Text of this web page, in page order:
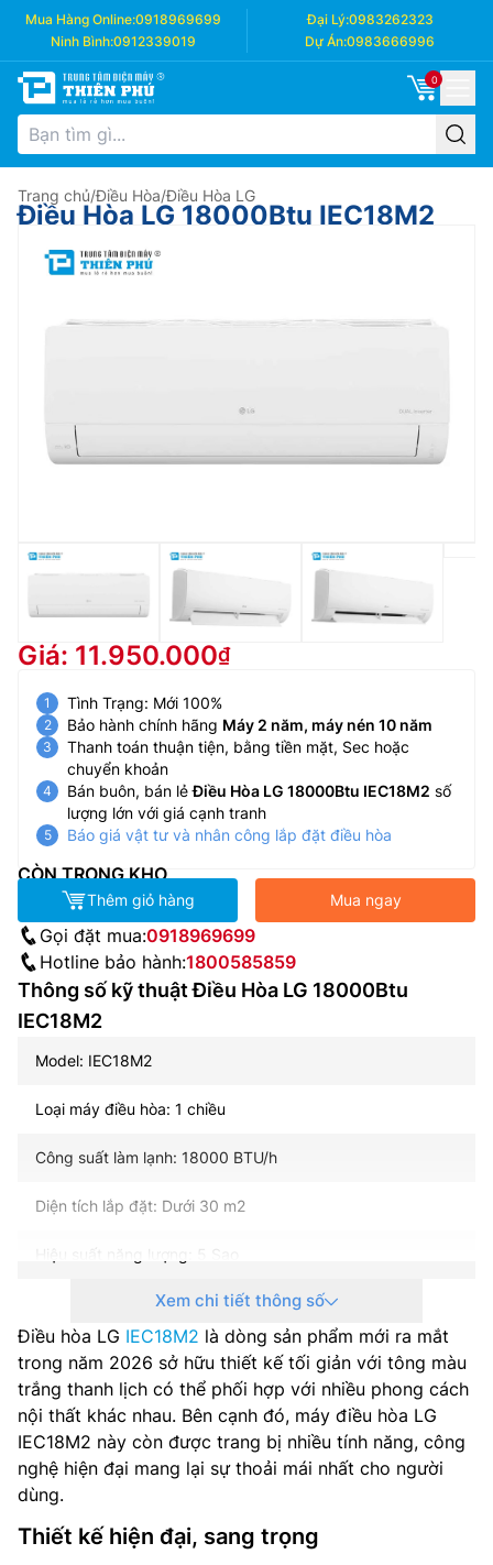
Mua Hàng Online:0918969699 Đại Lý:0983262323
Ninh Bình:0912339019 Dự Án:0983666996
0
Trang chủ/Điều Hòa/Điều Hòa LG
Điều Hòa LG 18000Btu IEC18M2
Giá: 11.950.000
Tình Trạng: Mới 100%
Bảo hành chính hãng Máy 2 năm, máy nén 10 năm
Thanh toán thuận tiện, bằng tiền mặt, Sec hoặc
chuyển khoản
Bán buôn, bán lẻĐiều Hòa LG 18000Btu IEC18M2 số
lượng lớn với giá cạnh tranh
Báo giá vật tư và nhân công lắp đặt điều hòa
CÒN TRONG KHO
Thêm giỏ hàng Mua ngay
Gọi đặt mua:0918969699
Hotline bảo hành:1800585859
Thông số kỹ thuật Điều Hòa LG 18000Btu
IEC18M2
Model: IEC18M2
Loại máy điều hòa: 1 chiều
Công suất làm lạnh: 18000 BTU/h
Diện tích lắp đặt: Dưới 30 m2
Hiệu suất năng lượng: 5 Sao
Công nghệ inverter: Có
Nguồn điện: 1 pha, 220-240 V, 50-60 Hz
Điện năng tiêu thụ: 1.715 kWh
Lưu lượng gió dàn lạnh: – m³/phút
Độ ồn dàn lạnh: 45/40/37 dB(A)
Xem chi tiết thông số
Điều hòa LG IEC18M2 là dòng sản phẩm mới ra mắt
trong năm 2026 sở hữu thiết kế tối giản với tông màu
trắng thanh lịch có thể phối hợp với nhiều phong cách
nội thất khác nhau. Bên cạnh đó, máy điều hòa LG
IEC18M2 này còn được trang bị nhiều tính năng, công
nghệ hiện đại mang lại sự thoải mái nhất cho người
dùng.
Thiết kế hiện đại, sang trọng